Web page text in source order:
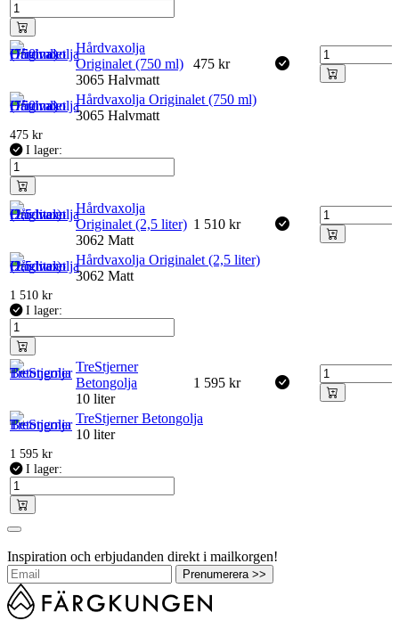
Hårdvaxolja
Originalet (750 ml)
3065 Halvmatt
475 kr
Hårdvaxolja Originalet (750 ml)
3065 Halvmatt
475 kr
I lager:
Hårdvaxolja
Originalet (2,5 liter)
3062 Matt
1 510 kr
Hårdvaxolja Originalet (2,5 liter)
3062 Matt
1 510 kr
I lager:
TreStjerner
Betongolja
10 liter
1 595 kr
TreStjerner Betongolja
10 liter
1 595 kr
I lager:
Inspiration och erbjudanden direkt i mailkorgen!
Prenumerera >>